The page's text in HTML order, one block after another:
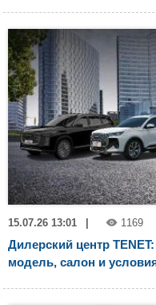
15.07.26 13:01 | 1169
Дилерский центр
модель, салон и